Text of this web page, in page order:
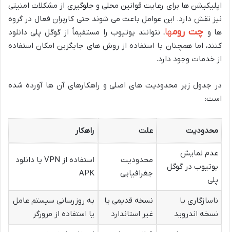
اپلیکیشن ها برای رعایت قوانین محلی و جلوگیری از مشکلات امنیتی
نیز نقش دارد. این عوامل باعث می شوند حتی کاربران فعال در گروه
ها و چت رومها، نتوانند یوتیوب را مستقیماً از گوگل پلی دانلود
کنند، اما همچنان با استفاده از روش های جایگزین امکان استفاده
از خدمات وجود دارد.
در جدول زیر محدودیت های اصلی و راهکارهای آن ها آورده شده
است:
محدودیت علت راهکار
عدم نمایش
یوتیوب در گوگل
پلی
محدودیت
جغرافیایی
استفاده از VPN یا دانلود
APK
ناسازگاری با
نسخه اندروید
نسخه قدیمی یا
غیر استاندارد
به روزرسانی سیستم عامل
یا استفاده از مرورگر